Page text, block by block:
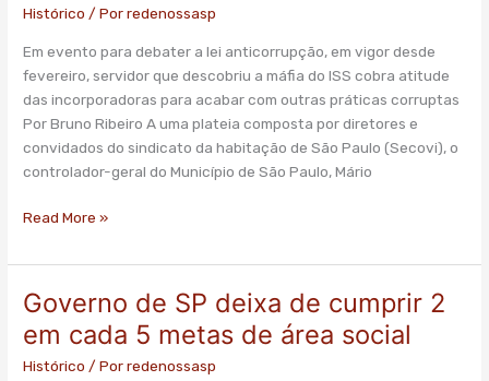
Histórico / Porredenossasp
Em evento para debater a lei anticorrupção, em vigor desde
fevereiro, servidor que descobriu a máfia do ISS cobra atitude
das incorporadoras para acabar com outras práticas corruptas
Por Bruno Ribeiro A uma plateia composta por diretores e
convidados do sindicato da habitação de São Paulo (Secovi), o
controlador-geral do Município de São Paulo, Mário
dá
a
empresas
sobre
corrupção
no
IPTU
Read More »
Governo de SP deixa de cumprir 2
em cada 5 metas de área social
Histórico / Porredenossasp
Governo
SP
deixa